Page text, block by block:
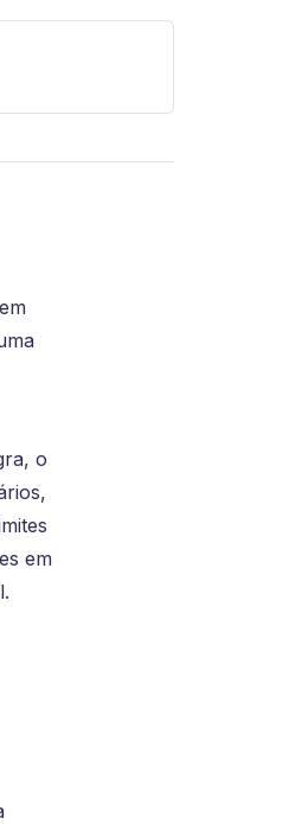
o
em